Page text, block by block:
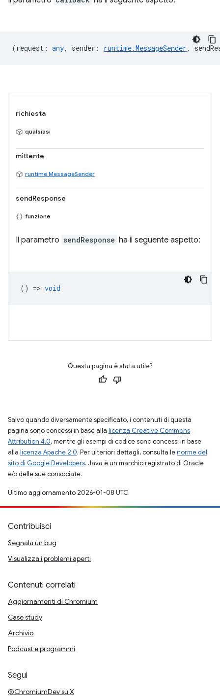
(request : any, sender : runtime.MessageSender,
richiesta
qualsiasi
mittente
runtime.MessageSender
sendResponse
funzione
Il parametro sendResponse ha il seguente aspetto:
() => void
Questa pagina è stata utile?
Salvo quando diversamente specificato, i contenuti di questa
pagina sono concessi in base alla licenza Creative Commons
Attribution 4.0, mentre gli esempi di codice sono concessi in base
alla licenza Apache 2.0. Per ulteriori dettagli, consulta lenorme del
sito di Google Developers. Java è un marchio registrato di Oracle
e/o delle sue consociate.
Ultimo aggiornamento 2026-01-08 UTC.
Contribuisci
Segnala un bug
Visualizza i problemi aperti
Contenuti correlati
Aggiornamenti di Chromium
Case study
Archivio
Podcast e programmi
Segui
@ChromiumDev su X